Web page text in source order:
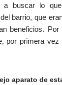
a buscar lo
barrio, que
beneficios.
por primera vez
aparato de